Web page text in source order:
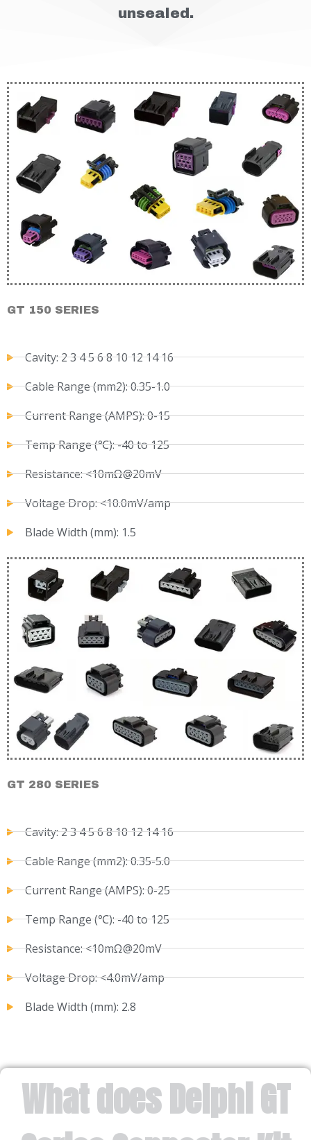
unsealed.
GT 150 SERIES
Cavity: 2 3 4 5 6 8 10 12 14 16
Cable Range (mm2): 0.35-1.0
Current Range (AMPS): 0-15
Temp Range (℃): -40 to 125
Resistance: <10mΩ@20mV
Voltage Drop: <10.0mV/amp
Blade Width (mm): 1.5
GT 280 SERIES
Cavity: 2 3 4 5 6 8 10 12 14 16
Cable Range (mm2): 0.35-5.0
Current Range (AMPS): 0-25
Temp Range (℃): -40 to 125
Resistance: <10mΩ@20mV
Voltage Drop: <4.0mV/amp
Blade Width (mm): 2.8
What does Delphi GT